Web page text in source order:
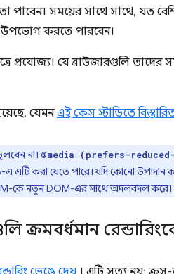
পাবেন। সময়ের সাথে সাথে, যত
উপভোগ করতে পারবেন।
প্রযোজ্য। যে ব্রাউজারগুলি তাদের
যেমনএই কেস স্টাডিতে
না। @media (prefers-
করা যেতে পারে। যদি কোনো উপাদান
কে নতুন DOM-এর সাথে অদলবদল করে।
ক্রমবর্ধমান